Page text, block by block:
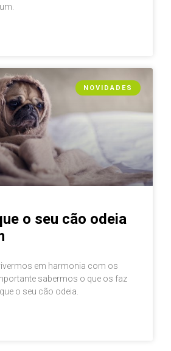
NOVIDADES
o seu cão odeia
em harmonia com os
sabermos o que os faz
o seu cão odeia.